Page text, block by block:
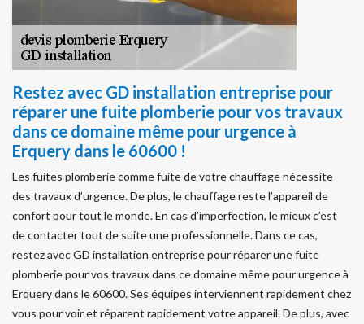
Restez avec GD installation entreprise pour
réparer une fuite plomberie pour vos travaux
dans ce domaine même pour urgence à
Erquery dans le 60600 !
Les fuites plomberie comme fuite de votre chauffage nécessite
des travaux d’urgence. De plus, le chauffage reste l’appareil de
confort pour tout le monde. En cas d’imperfection, le mieux c’est
de contacter tout de suite une professionnelle. Dans ce cas,
restez avec GD installation entreprise pour réparer une fuite
plomberie pour vos travaux dans ce domaine même pour urgence à
Erquery dans le 60600. Ses équipes interviennent rapidement chez
vous pour voir et réparent rapidement votre appareil. De plus, avec